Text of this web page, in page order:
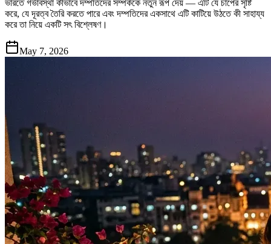
ভারতে গর্ভাবস্থা কীভাবে দম্পতিদের সম্পর্ককে নতুন রূপ দেয় — এটি যে চাপের সৃষ্টি
করে, যে দূরত্ব তৈরি করতে পারে এবং দম্পতিদের একসাথে এটি কাটিয়ে উঠতে কী সাহায্য
করে তা নিয়ে একটি সৎ বিশ্লেষণ।
May 7, 2026